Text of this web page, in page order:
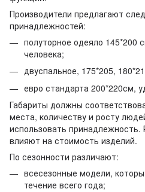
Производители предлагают
принадлежностей:
полуторное одеяло 145*200
человека;
двуспальное, 175*205,
евро стандарта 200*220см,
Габариты должны
места, количеству и росту
использовать принадлежность.
влияют на стоимость изделий.
По сезонности различают:
всесезонные модели,
течение всего года;